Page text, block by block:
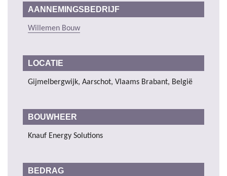
AANNEMINGSBEDRIJF
Willemen Bouw
LOCATIE
Gijmelbergwijk, Aarschot, Vlaams Brabant, België
BOUWHEER
Knauf Energy Solutions
BEDRAG